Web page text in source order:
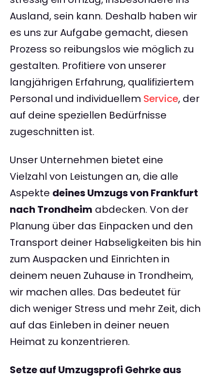
Ausland, sein kann. Deshalb haben wir
es uns zur Aufgabe gemacht, diesen
Prozess so reibungslos wie möglich zu
gestalten. Profitiere von unserer
langjährigen Erfahrung, qualifiziertem
Personal und individuellem Service, der
auf deine speziellen Bedürfnisse
zugeschnitten ist.
Unser Unternehmen bietet eine
Vielzahl von Leistungen an, die alle
Aspekte deines Umzugs von Frankfurt
nach Trondheim abdecken. Von der
Planung über das Einpacken und den
Transport deiner Habseligkeiten bis hin
zum Auspacken und Einrichten in
deinem neuen Zuhause in Trondheim,
wir machen alles. Das bedeutet für
dich weniger Stress und mehr Zeit, dich
auf das Einleben in deiner neuen
Heimat zu konzentrieren.
Setze auf Umzugsprofi Gehrke aus